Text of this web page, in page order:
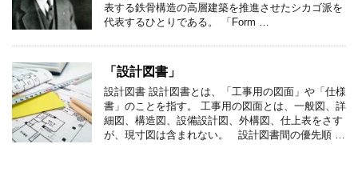
表する鉄骨構造の高層建築を推進させたシカゴ派を
代表するひとりである。 「Form …
「設計図書」
設計図書 設計図書とは、「工事用の図面」や「仕様
書」のことを指す。 工事用の図面とは、一般図、詳
細図、構造図、設備設計図、外構図、仕上表をさす
が、現寸図は含まれない。 設計図書間の優先順 …